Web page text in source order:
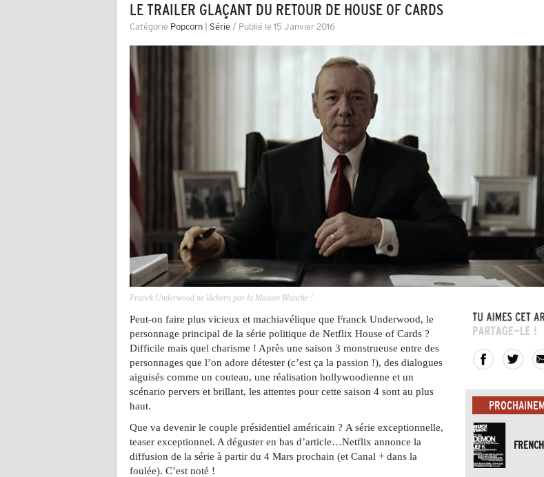
LE TRAILER GLAÇANT DU RETOUR DE HOUSE OF CARDS
Catégorie Popcorn Série / Publié le 15 Janvier 2016
Franck Underwood ne lâchera pas la Maison Blanche !
Peut-on faire plus vicieux et machiavélique que Franck Underwood, le
personnage principal de la série politique de Netflix House of Cards ?
Difficile mais quel charisme ! Après une saison 3 monstrueuse entre des
personnages que l’on adore détester (c’est ça la passion !), des dialogues
aiguisés comme un couteau, une réalisation hollywoodienne et un
scénario pervers et brillant, les attentes pour cette saison 4 sont au plus
haut.
Que va devenir le couple présidentiel américain ? A série exceptionnelle,
teaser exceptionnel. A déguster en bas d’article…Netflix annonce la
diffusion de la série à partir du 4 Mars prochain (et Canal + dans la
foulée). C’est noté !